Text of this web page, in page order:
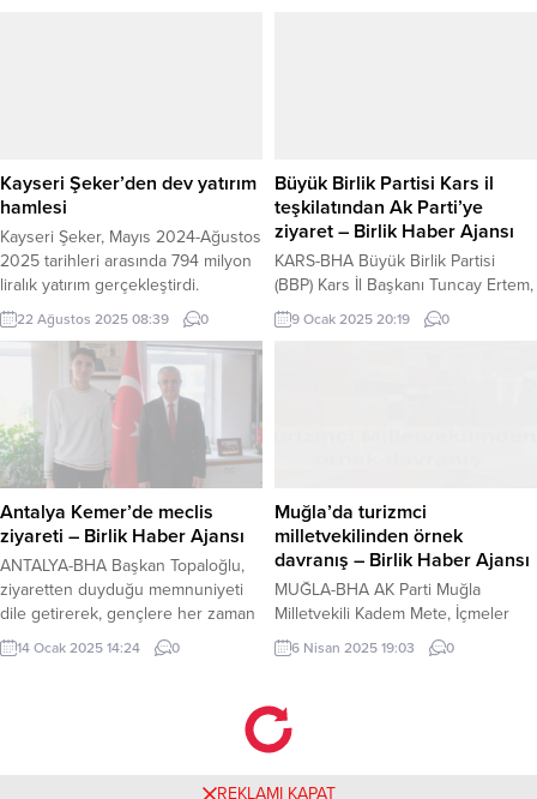
kayıttır” diyen Başkan Şahin
mesajında ayrıca şu ifadelere yer
verdi: Gazetecilik;...
altında...
Kayseri Şeker’den dev yatırım
hamlesi
Kayseri Şeker, Mayıs 2024-Ağustos
2025 tarihleri arasında 794 milyon
liralık yatırım gerçekleştirdi.
Yatırımlar, fabrikaların
modernizasyonundan, enerji
projelerine, çiftçilere yönelik
tesislerden tarımsal ekipmanlara
kadar geniş bir alana yayıldı.
KAYSERİ (İGFA) – Yatırım
hamleleriyle dikkatleri üzerine
çeken Kayseri Şeker, Kayseri,
Boğazlıyan ve Turhal’da faaliyet
gösteren üç fabrikasına geride
kalan 15 aylık süreçte...
22 Ağustos 2025 08:39 0
Büyük Birlik Partisi Kars il
teşkilatından Ak Parti’ye
ziyaret – Birlik Haber Ajansı
KARS-BHA Büyük Birlik Partisi
(BBP) Kars İl Başkanı Tuncay Ertem,
8. Olağan Kongresinde yeniden
seçilen Ak Parti İl Başkanı
Şimşek, Kadın Kolları Başkanı Suna
Uruş ve beraberindeki heyet ile...
9 Ocak 2025 20:19 0
Antalya Kemer’de meclis
ziyareti – Birlik Haber Ajansı
ANTALYA-BHA Başkan Topaloğlu,
ziyaretten duyduğu memnuniyeti
dile getirerek, gençlere her zaman
değer verdiklerini söyledi.
Gençlerin Kemer’e hizmet etmek
14 Ocak 2025 14:24 0
Muğla’da turizmci
milletvekilinden örnek
davranış – Birlik Haber Ajansı
MUĞLA-BHA AK Parti Muğla
Milletvekili Kadem Mete, İçmeler
Mahallesi’nde işlettiği otelin
malzemelerini ihtiyaç sahiplerine
11 kilometre mesafede bulunan ve
Ak Parti Muğla Milletvekili Kadem
Mete’nin işlettiği Letoile otel bu
6 Nisan 2025 19:03 0
REKLAMI KAPAT